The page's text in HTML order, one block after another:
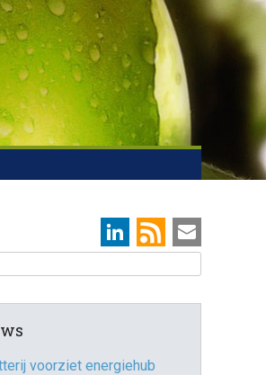
voorziet energiehub